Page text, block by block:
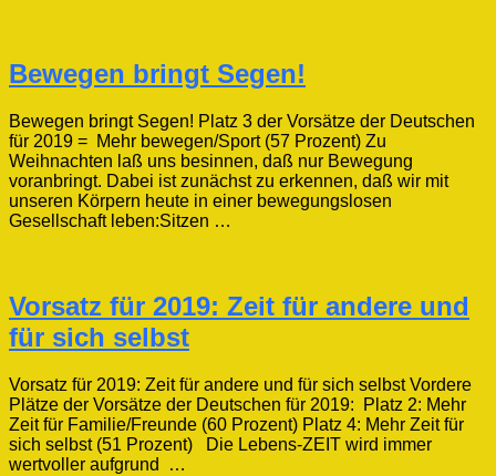
Bewegen bringt Segen!
Bewegen bringt Segen! Platz 3 der Vorsätze der Deutschen
für 2019 = Mehr bewegen/Sport (57 Prozent) Zu
Weihnachten laß uns besinnen, daß nur Bewegung
voranbringt. Dabei ist zunächst zu erkennen, daß wir mit
unseren Körpern heute in einer bewegungslosen
Gesellschaft leben:Sitzen …
Vorsatz für 2019: Zeit für andere und
für sich selbst
Vorsatz für 2019: Zeit für andere und für sich selbst Vordere
Plätze der Vorsätze der Deutschen für 2019: Platz 2: Mehr
Zeit für Familie/Freunde (60 Prozent) Platz 4: Mehr Zeit für
sich selbst (51 Prozent) Die Lebens-ZEIT wird immer
wertvoller aufgrund …